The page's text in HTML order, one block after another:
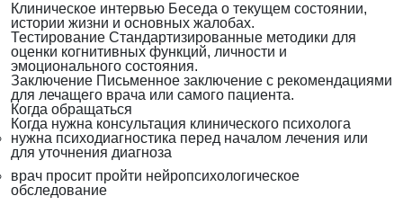
Клиническое интервью Беседа о текущем состоянии,
истории жизни и основных жалобах.
Тестирование Стандартизированные методики для
оценки когнитивных функций, личности и
эмоционального состояния.
Заключение Письменное заключение с рекомендациями
для лечащего врача или самого пациента.
Когда обращаться
Когда нужна консультация клинического психолога
нужна психодиагностика перед началом лечения или
для уточнения диагноза
врач просит пройти нейропсихологическое
обследование